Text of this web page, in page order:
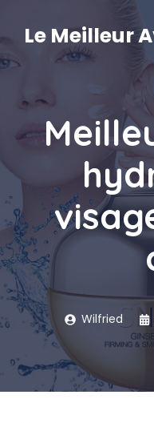
contenu
Le Meilleur
Wilfried